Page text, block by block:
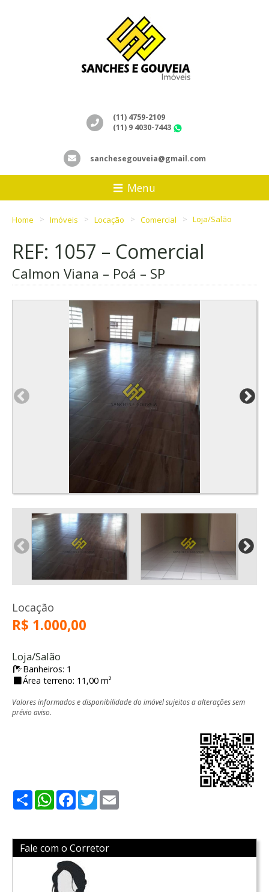
(11) 4759-2109
(11) 9 4030-7443
sanchesegouveia@gmail.com
Menu
Home Imóveis Locação Comercial Loja/Salão
REF: 1057 – Comercial
Calmon Viana – Poá – SP
Locação
R$ 1.000,00
Loja/Salão
Banheiros: 1
Área terreno: 11,00 m²
Valores informados e disponibilidade do imóvel sujeitos a alterações sem
prévio aviso.
ShareWhatsApp
Facebook
Twitter
Fale com o Corretor